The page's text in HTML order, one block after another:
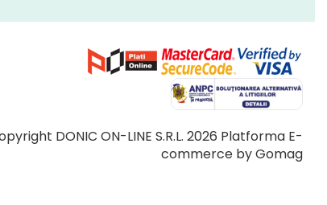
DONIC ON-LINE S.R.L. 2026 Platforma E-
commerce by Gomag